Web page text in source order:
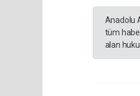
Anadolu
tüm
alan